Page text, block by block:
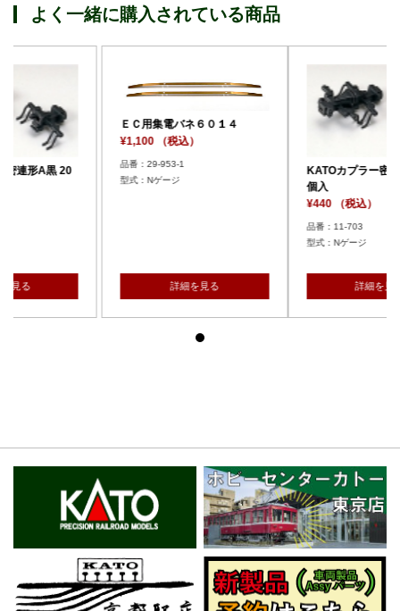
よく一緒に購入されている商品
バネ６０１４
税込）
1
詳細を見る
KATOカプラー密連形A黒 20
個入
詳細を見る
ＥＣ用集電バ
品番：29-953-1
詳